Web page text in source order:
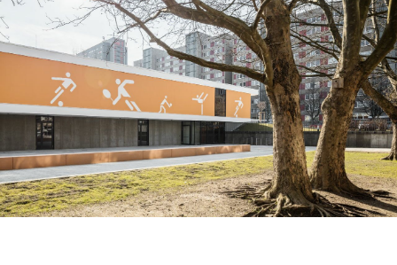
JOURNAL
PROJEKTE
Suchbegriffe Suchen
Navigation überspringen